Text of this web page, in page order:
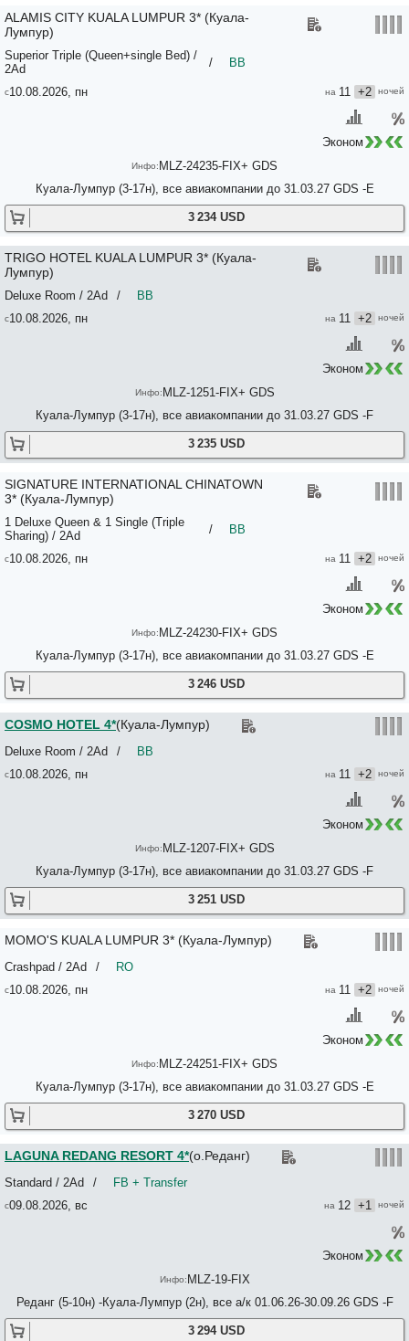
10.08.2026, пн
Куала-Лумпур (3-17н), все авиакомпании до 31.03.27 GDS -E
11 +2
ALAMIS CITY KUALA LUMPUR 3* (Куала-
Лумпур)
/ BB
Superior Triple (Queen+single Bed) /
2Ad
3 234 USD
MLZ-24235-FIX+ GDS
Эконом
10.08.2026, пн
Куала-Лумпур (3-17н), все авиакомпании до 31.03.27 GDS -F
11 +2
TRIGO HOTEL KUALA LUMPUR 3* (Куала-
Лумпур)
/ BB
Deluxe Room / 2Ad
3 235 USD
MLZ-1251-FIX+ GDS
Эконом
10.08.2026, пн
Куала-Лумпур (3-17н), все авиакомпании до 31.03.27 GDS -E
11 +2
SIGNATURE INTERNATIONAL CHINATOWN
3* (Куала-Лумпур)
/ BB
1 Deluxe Queen & 1 Single (Triple
Sharing) / 2Ad
3 246 USD
MLZ-24230-FIX+ GDS
Эконом
10.08.2026, пн
Куала-Лумпур (3-17н), все авиакомпании до 31.03.27 GDS -F
11 +2
COSMO HOTEL 4*(Куала-Лумпур)
/ BB
Deluxe Room / 2Ad
3 251 USD
MLZ-1207-FIX+ GDS
Эконом
10.08.2026, пн
Куала-Лумпур (3-17н), все авиакомпании до 31.03.27 GDS -E
11 +2
MOMO'S KUALA LUMPUR 3* (Куала-Лумпур)
/ RO
Crashpad / 2Ad
3 270 USD
MLZ-24251-FIX+ GDS
Эконом
09.08.2026, вс
Реданг (5-10н) -Куала-Лумпур (2н), все а/к 01.06.26-30.09.26 GDS -F
12 +1
LAGUNA REDANG RESORT 4*(о.Реданг)
/ FB + Transfer
Standard / 2Ad
3 294 USD
MLZ-19-FIX
Эконом